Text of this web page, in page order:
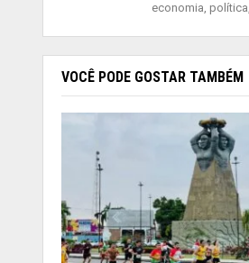
economia,
VOCÊ PODE GOSTAR TAMBÉM